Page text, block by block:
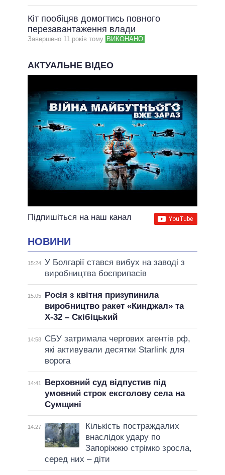
Кіт пообіцяв домогтись повного
перезавантаження влади
Завершено 11 рокiв тому ВИКОНАНО
АКТУАЛЬНЕ ВІДЕО
Підпишіться на наш канал
НОВИНИ
15:24 У Болгарії стався вибух на заводі з
виробництва боєприпасів
15:05
Росія з квітня призупинила
виробництво ракет «Кинджал» та
Х-32 – Скібіцький
14:58
СБУ затримала чергових агентів рф,
які активували десятки Starlink для
ворога
14:41
Верховний суд відпустив під
умовний строк ексголову села на
Сумщині
14:27
Кількість постраждалих
внаслідок удару по
Запоріжжю стрімко зросла,
серед них – діти